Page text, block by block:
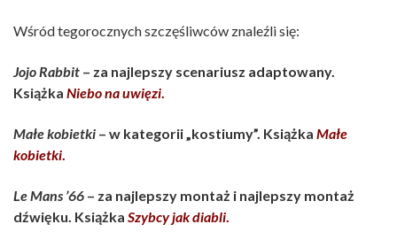
Wśród tegorocznych szczęśliwców znaleźli się:
Jojo Rabbit – za najlepszy scenariusz adaptowany.
Książka Niebo na uwięzi.
Małe kobietki – w kategorii „kostiumy”. Książka Małe
kobietki.
Le Mans ’66 – za najlepszy montaż i najlepszy montaż
dźwięku. Książka Szybcy jak diabli.